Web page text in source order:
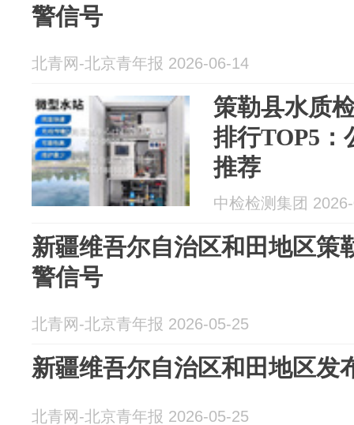
警信号
北青网-北京青年报 2026-06-14
策勒县水质
排行TOP5：
推荐
中检检测集团
新疆维吾尔自治区和田地区策
警信号
北青网-北京青年报 2026-05-25
新疆维吾尔自治区和田地区发
北青网-北京青年报 2026-05-25